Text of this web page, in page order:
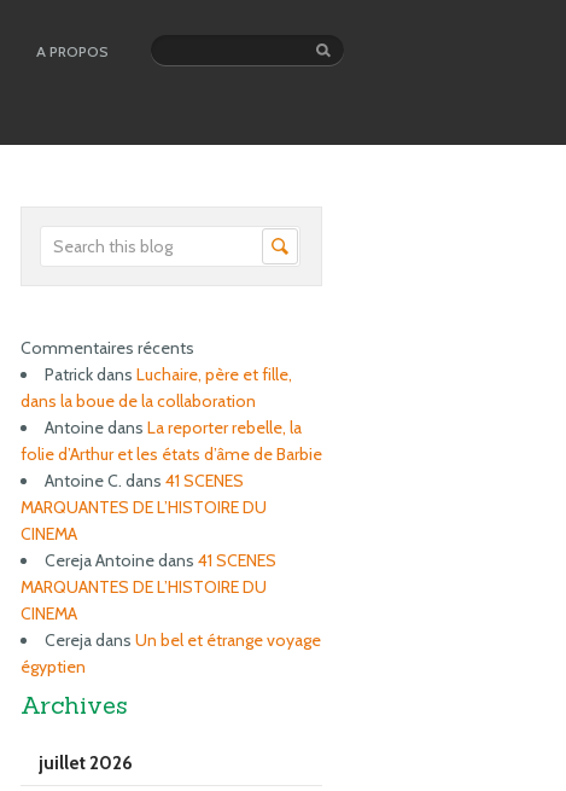
A PROPOS
Commentaires récents
Patrickdans Luchaire, père et fille,
dans la boue de la collaboration
Antoinedans La reporter rebelle, la
folie d’Arthur et les états d’âme de Barbie
Antoine C. dans 41 SCENES
MARQUANTES DE L’HISTOIRE DU
CINEMA
Cereja Antoinedans 41 SCENES
MARQUANTES DE L’HISTOIRE DU
CINEMA
Cerejadans Un bel et étrange voyage
égyptien
Archives
juillet 2026